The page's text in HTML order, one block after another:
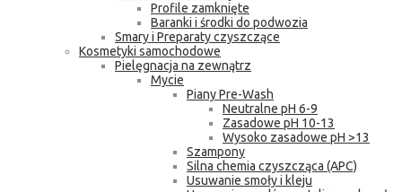
Profile zamknięte
Baranki i środki do podwozia
Smary i Preparaty czyszczące
Kosmetyki samochodowe
Pielęgnacja na zewnątrz
Mycie
Piany Pre-Wash
Neutralne pH 6-9
Zasadowe pH 10-13
Wysoko zasadowe pH >13
Szampony
Silna chemia czyszcząca (APC)
Usuwanie smoły i kleju